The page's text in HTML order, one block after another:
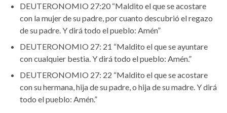
DEUTERONOMIO 27:20 “Maldito el que se acostare
con la mujer de su padre, por cuanto descubrió el regazo
de su padre. Y dirá todo el pueblo: Amén”
DEUTERONOMIO 27: 21 “Maldito el que se ayuntare
con cualquier bestia. Y dirá todo el pueblo: Amén.”
DEUTERONOMIO 27: 22 “Maldito el que se acostare
con su hermana, hija de su padre, o hija de su madre. Y dirá
todo el pueblo: Amén.”